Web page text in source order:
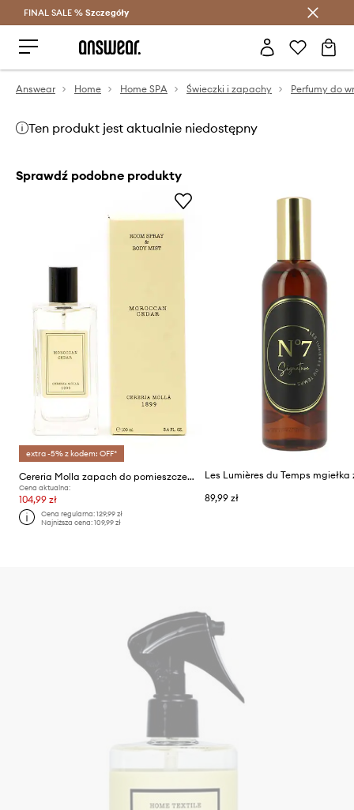
Oszczędzaj z Answear Club >
FINAL SALE % Szczegóły
Answear Home Home SPA Świeczki i zapachy Perfumy do
Ten produkt jest aktualnie niedostępny
Sprawdź podobne produkty
extra -5% z kodem: OFF*
Cereria Molla zapach do pomieszczeń Moroccan Cedar 100 ml
Cena aktualna:
104,99 zł
Cena regularna:129,99 zł
Najniższa cena:109,99 zł
89,99 zł